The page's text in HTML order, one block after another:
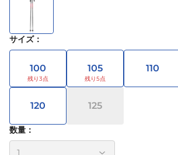
サイズ：
100 105 110
120 125
数量：